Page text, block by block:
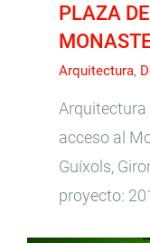
PLAZA
Arquitectura,
acceso al
Guíxols,
proyecto: